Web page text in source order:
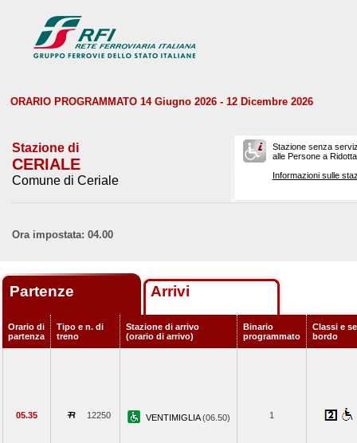
ORARIO PROGRAMMATO 14 Giugno 2026 - 12 Dicembre 2026
Stazione di
CERIALE
Comune di Ceriale
Stazione senza
alle Persone a
Informazioni sulle
Ora impostata: 04.00
Partenze Arrivi
Orario di
partenza
Tipo e n. di
treno
Stazione di arrivo
(orario di arrivo)
Binario
programmato
Classi e
bordo
05.35 12250 VENTIMIGLIA(06.50) 1